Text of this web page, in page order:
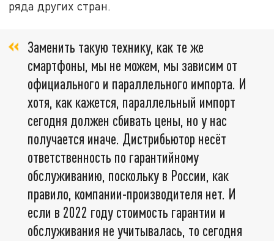
ряда других стран.
Заменить такую технику, как те же
смартфоны, мы не можем, мы зависим от
официального и параллельного импорта. И
хотя, как кажется, параллельный импорт
сегодня должен сбивать цены, но у нас
получается иначе. Дистрибьютор несёт
ответственность по гарантийному
обслуживанию, поскольку в России, как
правило, компании-производителя нет. И
если в 2022 году стоимость гарантии и
обслуживания не учитывалась, то сегодня